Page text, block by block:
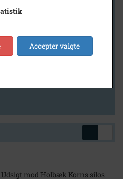
mod Holbæk Korns silos
Accepter valgte